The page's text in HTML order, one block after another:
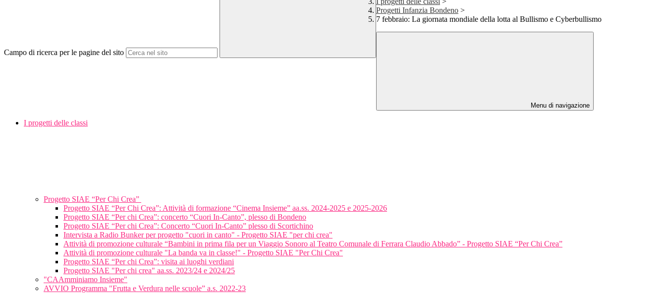
Campo di ricerca per le pagine del sito
Progetti Infanzia Bondeno >
7 febbraio: La giornata mondiale della lotta al Bullismo e Cyberbullismo
Menu di navigazione
I progetti delle classi
Progetto SIAE “Per Chi Crea”
Progetto SIAE “Per Chi Crea”: Attività di formazione “Cinema Insieme” aa.ss. 2024-2025 e 2025-2026
Progetto SIAE “Per chi Crea”: concerto “Cuori In-Canto”, plesso di Bondeno
Progetto SIAE “Per chi Crea”: Concerto “Cuori In-Canto” plesso di Scortichino
Intervista a Radio Bunker per progetto "cuori in canto" - Progetto SIAE "per chi crea"
Attività di promozione culturale “Bambini in prima fila per un Viaggio Sonoro al Teatro Comunale di Ferrara Claudio Abbado” - Progetto SIAE “Per Chi Crea”
Attività di promozione culturale "La banda va in classe!" - Progetto SIAE "Per Chi Crea"
Progetto SIAE “Per chi Crea”: visita ai luoghi verdiani
Progetto SIAE "Per chi crea" aa.ss. 2023/24 e 2024/25
"CAAmminiamo Insieme"
AVVIO Programma "Frutta e Verdura nelle scuole” a.s. 2022-23